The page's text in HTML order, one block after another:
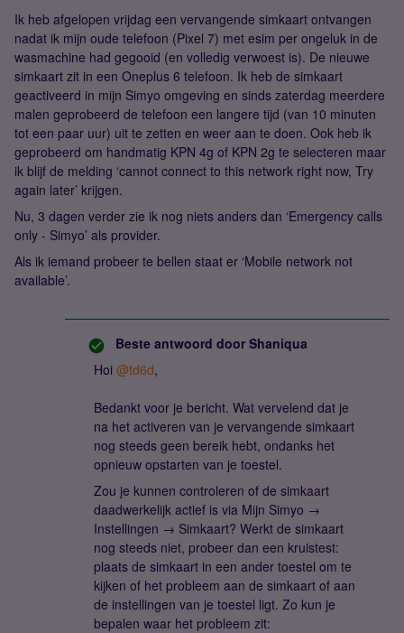
Ik heb afgelopen vrijdag een vervangende simkaart ontvangen
nadat ik mijn oude telefoon (Pixel 7) met esim per ongeluk in de
wasmachine had gegooid (en volledig verwoest is). De nieuwe
simkaart zit in een Oneplus 6 telefoon. Ik heb de simkaart
geactiveerd in mijn Simyo omgeving en sinds zaterdag meerdere
malen geprobeerd de telefoon een langere tijd (van 10 minuten
tot een paar uur) uit te zetten en weer aan te doen. Ook heb ik
geprobeerd om handmatig KPN 4g of KPN 2g te selecteren maar
ik blijf de melding ‘cannot connect to this network right now, Try
again later’ krijgen.
Nu, 3 dagen verder zie ik nog niets anders dan ‘Emergency calls
only - Simyo’ als provider.
Als ik iemand probeer te bellen staat er ‘Mobile network not
available’.
Beste antwoord door Shaniqua
Hoi ​ @td6d,
Bedankt voor je bericht. Wat vervelend dat je
na het activeren van je vervangende simkaart
nog steeds geen bereik hebt, ondanks het
opnieuw opstarten van je toestel.
Zou je kunnen controleren of de simkaart
daadwerkelijk actief is via Mijn Simyo →
Instellingen → Simkaart? Werkt de simkaart
nog steeds niet, probeer dan een kruistest:
plaats de simkaart in een ander toestel om te
kijken of het probleem aan de simkaart of aan
de instellingen van je toestel ligt. Zo kun je
bepalen waar het probleem zit: